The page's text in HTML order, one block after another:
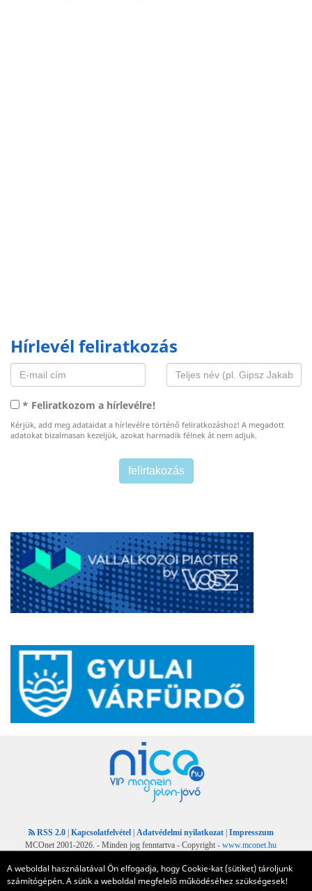
A weboldal használatával Ön elfogadja, hogy Cookie-kat (sütiket) tároljunk
számítógépén. A sütik a weboldal megfelelő működéséhez szükségesek!
Hírlevél feliratkozás
* Feliratkozom a hírlevélre!
Kérjük, add meg adataidat a hírlevélre történő feliratkozáshoz! A megadott
adatokat bizalmasan kezeljük, azokat harmadik félnek át nem adjuk.
RSS 2.0 | Kapcsolatfelvétel | Adatvédelmi nyilatkozat | Impresszum
MCOnet 2001-2026. - Minden jog fenntartva - Copyright - www.mconet.hu